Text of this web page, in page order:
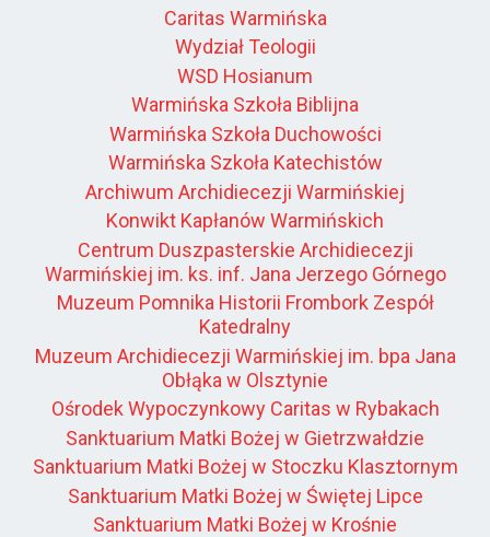
Caritas Warmińska
Wydział Teologii
WSD Hosianum
Warmińska Szkoła Biblijna
Warmińska Szkoła Duchowości
Warmińska Szkoła Katechistów
Archiwum Archidiecezji Warmińskiej
Konwikt Kapłanów Warmińskich
Centrum Duszpasterskie Archidiecezji
Warmińskiej im. ks. inf. Jana Jerzego Górnego
Muzeum Pomnika Historii Frombork Zespół
Katedralny
Muzeum Archidiecezji Warmińskiej im. bpa Jana
Obłąka w Olsztynie
Ośrodek Wypoczynkowy Caritas w Rybakach
Sanktuarium Matki Bożej w Gietrzwałdzie
Sanktuarium Matki Bożej w Stoczku Klasztornym
Sanktuarium Matki Bożej w Świętej Lipce
Sanktuarium Matki Bożej w Krośnie